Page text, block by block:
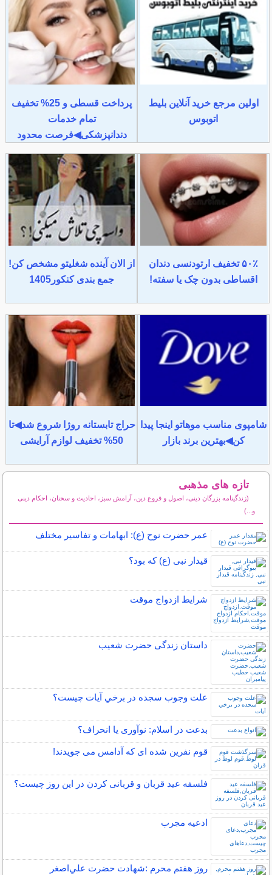
اولین مرجع خرید آنلاین بلیط
اتوبوس
پرداخت قسطی و 25% تخفیف
تمام خدمات
دندانپزشکی◀فرصت محدود
۵۰٪ تخفیف ارتودنسی دندان
اقساطی بدون چک یا سفته!
از الان آینده شغلیتو مشخص کن!
جمع بندی کنکور1405
شامپوی مناسب موهاتو اینجا پیدا
کن◀بهترین برند بازار
حراج تابستانه روژا شروع شد◀تا
50% تخفیف لوازم آرایشی
تازه های مذهبی
(زندگینامه بزرگان دینی، اصول و فروع دین، آرامش سبز، احادیث و سخنان، احکام دینی
و...)
عمر حضرت نوح (ع): ابهامات و تفاسیر مختلف
قیدار نبی (ع) که بود؟
شرایط ازدواج موقت
داستان زندگی حضرت شعیب
علت وجوب سجده در برخي آيات چيست؟
بدعت در اسلام: نوآوری یا انحراف؟
قوم نفرین شده ای که آدامس می جویدند!
فلسفه عید قربان و قربانی کردن در این روز چیست؟
ادعیه مجرب
روز هفتم محرم :شهادت حضرت علي‌اصغر